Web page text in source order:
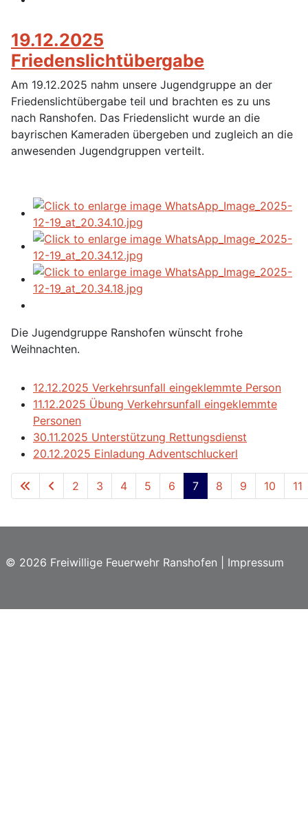
19.12.2025
Friedenslichtübergabe
Am 19.12.2025 nahm unsere Jugendgruppe an der
Friedenslichtübergabe teil und brachten es zu uns
nach Ranshofen. Das Friedenslicht wurde an die
bayrischen Kameraden übergeben und zugleich an die
anwesenden Jugendgruppen verteilt.
Die Jugendgruppe Ranshofen wünscht frohe
Weihnachten.
12.12.2025 Verkehrsunfall eingeklemmte Person
11.12.2025 Übung Verkehrsunfall eingeklemmte
Personen
30.11.2025 Unterstützung Rettungsdienst
20.12.2025 Einladung Adventschluckerl
Seite 7 von 157
2 3 4 5 6 7 8 9 10 11
© 2026 Freiwillige Feuerwehr Ranshofen | Impressum